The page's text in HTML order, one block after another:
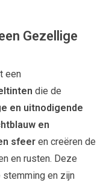
Gezellige
een
die de
en uitnodigende
en
sfeer en creëren de
en rusten. Deze
en zijn